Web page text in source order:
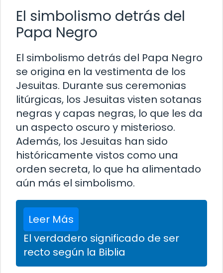
El simbolismo detrás del
Papa Negro
El simbolismo detrás del Papa Negro
se origina en la vestimenta de los
Jesuitas. Durante sus ceremonias
litúrgicas, los Jesuitas visten sotanas
negras y capas negras, lo que les da
un aspecto oscuro y misterioso.
Además, los Jesuitas han sido
históricamente vistos como una
orden secreta, lo que ha alimentado
aún más el simbolismo.
Leer Más
El verdadero significado de ser
recto según la Biblia